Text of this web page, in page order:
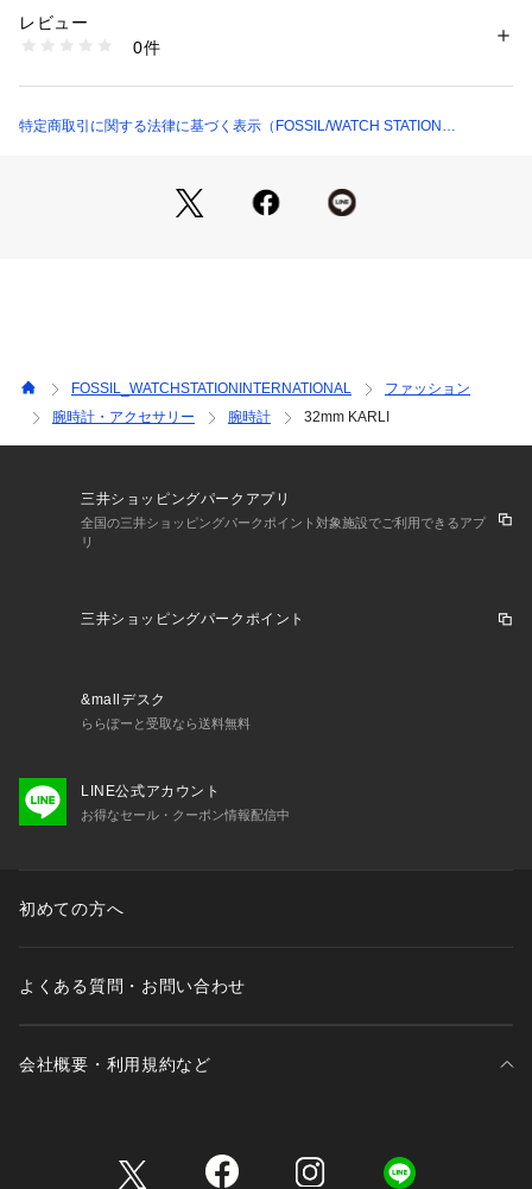
防水：5ATM 保証：2年間
ブランド名：FOSSIL, フォッシル
FOSSIL(フォッシル)について
イムレスなアクセサリーなど、旅心をくす ぐる商品が揃いま
す。
予めご了承ください。
※ご覧のモニター環境、照明等により実際の商品と色味が異な
ってみえる場合がございます。
※【充電式でないクオーツ製品の場合】お買い上げいただきま
いただくまでの期間にも電池はある程度消耗するものでご購入
時までに電池がもたない場合もございます。電池切れは保証の
商品番号：
BQ3903SET （ショップ）
レビュー
0件
特定商取引に関する法律に基づく表示（FOSSIL/WATCH STATION
FOSSIL_WATCHSTATIONINTERNATIONAL
ファッション
腕時計・アクセサリー
腕時計 32mm KARLI
三井ショッピングパークアプリ
全国の三井ショッピングパークポイント対象施設でご利用できるアプ
リ
三井ショッピングパークポイント
&mallデスク
ららぽーと受取なら送料無料
LINE公式アカウント
お得なセール・クーポン情報配信中
初めての方へ
よくある質問・お問い合わせ
会社概要・利用規約など